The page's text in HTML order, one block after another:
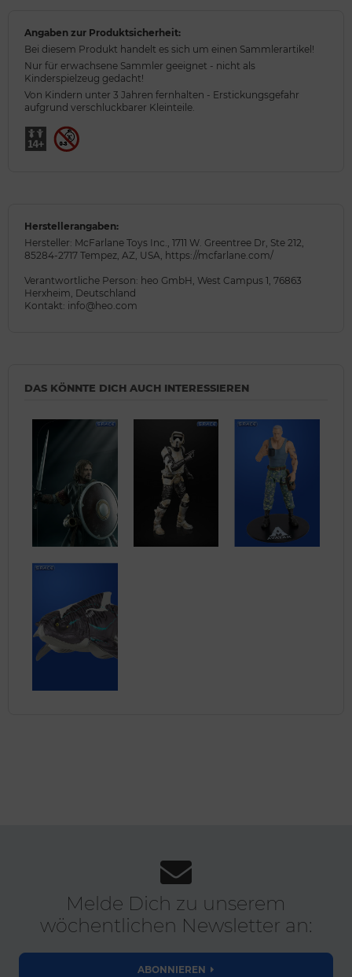
Angaben zur Produktsicherheit:
Bei diesem Produkt handelt es sich um einen Sammlerartikel!
Nur für erwachsene Sammler geeignet - nicht als
Kinderspielzeug gedacht!
Von Kindern unter 3 Jahren fernhalten - Erstickungsgefahr
aufgrund verschluckbarer Kleinteile.
Herstellerangaben:
Hersteller: McFarlane Toys Inc., 1711 W. Greentree Dr, Ste 212,
85284-2717 Tempez, AZ, USA, https://mcfarlane.com/
Verantwortliche Person: heo GmbH, West Campus 1, 76863
Herxheim, Deutschland
Kontakt: info@heo.com
DAS KÖNNTE DICH AUCH INTERESSIEREN
Melde Dich zu unserem
wöchentlichen Newsletter an:
ABONNIEREN